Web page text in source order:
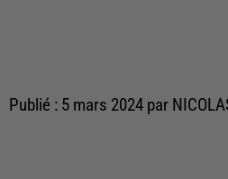
Publié : 5 mars 2024 par